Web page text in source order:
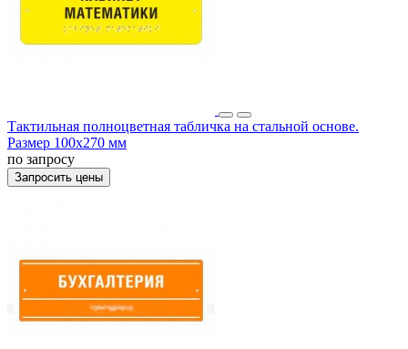
Тактильная полноцветная табличка на стальной основе.
Размер 100x270 мм
по запросу
Запросить цены